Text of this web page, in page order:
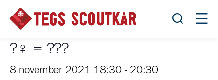
Öppna
?‍♀️ = ???
8 november 2021 18:30 - 20:30